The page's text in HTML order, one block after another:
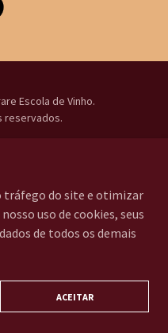
Escola de Vinho.
reservados.
tráfego do site e otimizar
uso de cookies, seus
de todos os demais
ACEITAR